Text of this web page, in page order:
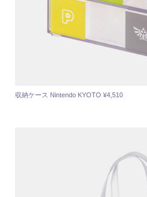
収納ケース Nintendo KYOTO ¥4,510